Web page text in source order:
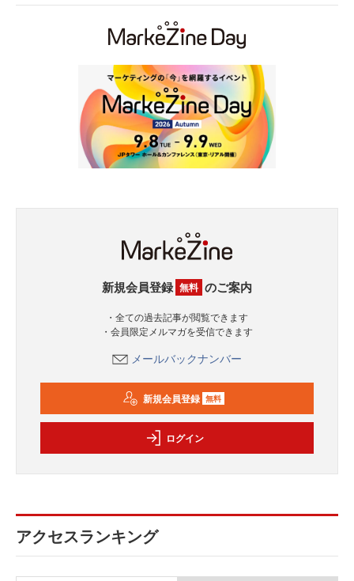
新規会員登録 無料 のご案内
・全ての過去記事が閲覧できます
・会員限定メルマガを受信できます
メールバックナンバー
新規会員登録 無料
ログイン
アクセスランキング